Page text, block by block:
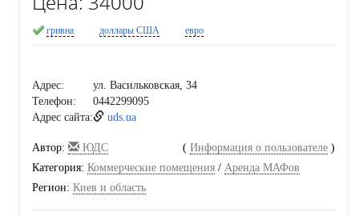
гривна доллары США евро
Адрес:
ул. Васильковская, 34
Телефон:
0442299095
Адрес сайта:
uds.ua
Автор: ЮДС ( Информация о пользователе )
Категория: Коммерческие помещения / Аренда МАФов
Регион: Киев и область